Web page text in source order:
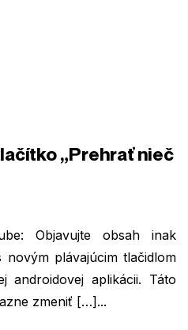
„Prehrať nieč
Objavujte obsah inak
novým plávajúcim tlačidlom
androidovej aplikácii. Táto
zmeniť […]...